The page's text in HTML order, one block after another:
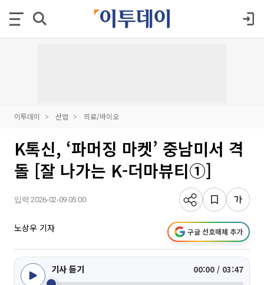
이투데이 산업 의료/바이오
K톡신, ‘파머징 마켓’ 중남미서 격
돌 [잘 나가는 K-더마뷰티①]
입력 2026-02-09 05:00
노상우 기자 구글 선호매체 추가
기사 듣기 00:00 / 03:47